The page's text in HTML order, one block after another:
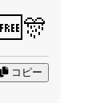
コピー